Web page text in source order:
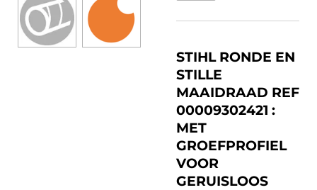
STIHL RONDE EN
STILLE
MAAIDRAAD REF
00009302421 :
MET
GROEFPROFIEL
VOOR
GERUISLOOS